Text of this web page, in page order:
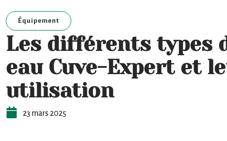
Équipement
Les différents types
eau Cuve-Expert et
utilisation
23 mars 2025